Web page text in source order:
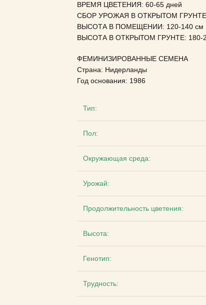
ВРЕМЯ ЦВЕТЕНИЯ: 60-65 дней
СБОР УРОЖАЯ В ОТКРЫТОМ ГРУНТЕ:
ВЫСОТА В ПОМЕЩЕНИИ: 120-140 см
ВЫСОТА В ОТКРЫТОМ ГРУНТЕ: 180-
ФЕМИНИЗИРОВАННЫЕ СЕМЕНА
Страна: Нидерланды
Год основания: 1986
Тип:
Пол:
Окружающая среда:
Урожай:
Продолжительность цветения:
Высота:
Генотип:
Трудность: